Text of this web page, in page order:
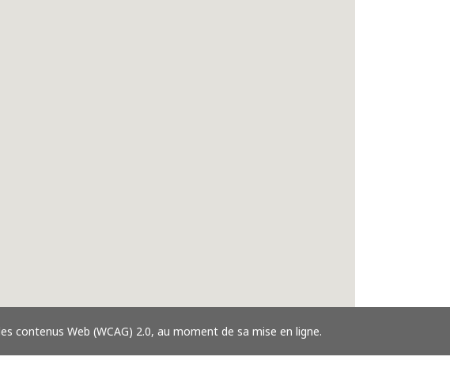
contenus Web (WCAG) 2.0, au moment de sa mise en ligne.